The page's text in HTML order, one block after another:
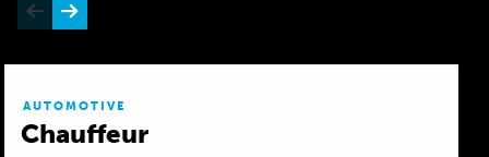
AUTOMOTIVE
Chauffeur